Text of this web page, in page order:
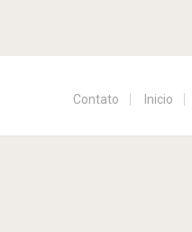
Contato Inicio